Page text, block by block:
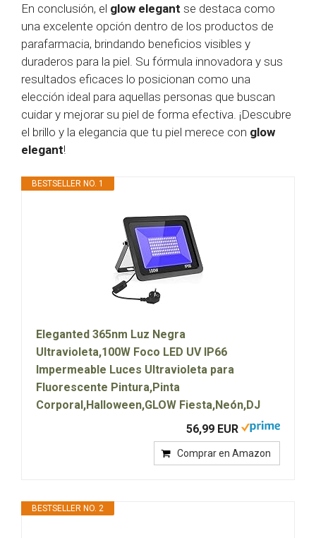
En conclusión, el glow elegant se destaca como
una excelente opción dentro de los productos de
parafarmacia, brindando beneficios visibles y
duraderos para la piel. Su fórmula innovadora y sus
resultados eficaces lo posicionan como una
elección ideal para aquellas personas que buscan
cuidar y mejorar su piel de forma efectiva. ¡Descubre
el brillo y la elegancia que tu piel merece con glow
elegant!
BESTSELLER NO. 1
Eleganted 365nm Luz Negra
Ultravioleta,100W Foco LED UV IP66
Impermeable Luces Ultravioleta para
Fluorescente Pintura,Pinta
Corporal,Halloween,GLOW Fiesta,Neón,DJ
56,99 EUR
Comprar en Amazon
BESTSELLER NO. 2